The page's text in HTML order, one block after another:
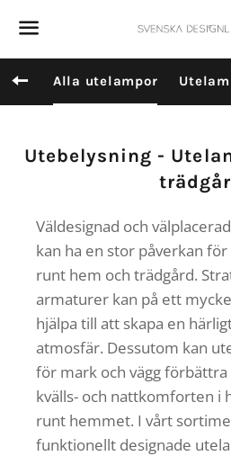
Tillbaka till
Alla utelampor
Produktserie:
Utebelysning -
Väldesignad och
kan ha en stor påverkan
runt hem och trädgård.
armaturer kan på ett
hjälpa till att skapa en
atmosfär. Dessutom kan
för mark och vägg
kvälls- och nattkomforten i
runt hemmet. I vårt
funktionellt designade